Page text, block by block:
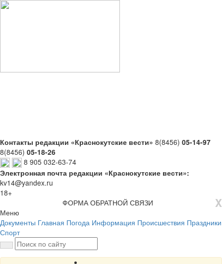
Контакты редакции «Краснокутские вести» 8(8456) 05-14-97
8(8456) 05-18-26
8 905 032-63-74
Электронная почта редакции «Краснокутские вести»:
kv14@yandex.ru
18+
X
ФОРМА ОБРАТНОЙ СВЯЗИ
Меню
Документы Главная Погода Информация Происшествия Праздники
Спорт